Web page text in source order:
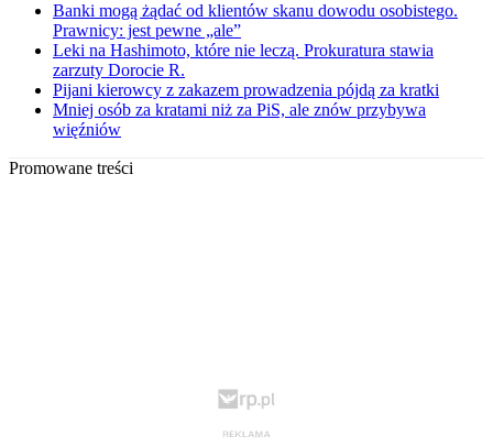
Banki mogą żądać od klientów skanu dowodu osobistego.
Prawnicy: jest pewne „ale”
Leki na Hashimoto, które nie leczą. Prokuratura stawia
zarzuty Dorocie R.
Pijani kierowcy z zakazem prowadzenia pójdą za kratki
Mniej osób za kratami niż za PiS, ale znów przybywa
więźniów
Promowane treści